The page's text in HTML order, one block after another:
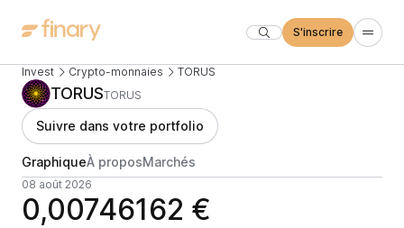
S'inscrire
Invest Crypto-monnaies TORUS
TORUSTORUS
Suivre dans votre portfolio
GraphiqueÀ proposMarchés
08 août 2026
0,00746162 €